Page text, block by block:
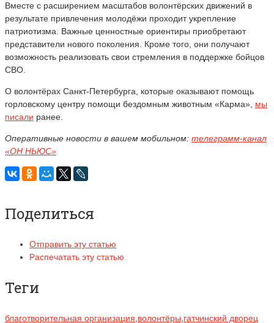
Вместе с расширением масштабов волонтёрских движений в
результате привлечения молодёжи проходит укрепление
патриотизма. Важные ценностные ориентиры приобретают
представители нового поколения. Кроме того, они получают
возможность реализовать свои стремления в поддержке бойцов
СВО.
О волонтёрах Санкт-Петербурга, которые оказывают помощь
горловскому центру помощи бездомным животным «Карма», мы
писали ранее.
Оперативные новости в вашем мобильном: телеграмм-канал
«ОН НЬЮС»
Поделиться
Отправить эту статью
Распечатать эту статью
Теги
благотворительная организация,волонтёры,гатчинский дворец